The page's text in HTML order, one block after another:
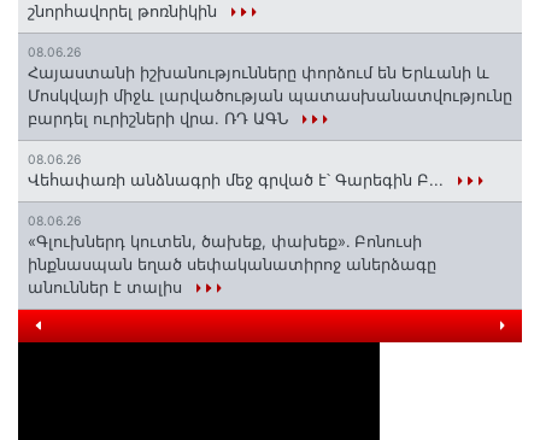
շնորհավորել թոռնիկին
08.06.26
Հայաստանի իշխանությունները փորձում են Երևանի և
Մոսկվայի միջև լարվածության պատասխանատվությունը
բարդել ուրիշների վրա. ՌԴ ԱԳՆ
08.06.26
Վեհափառի անձնագրի մեջ գրված է՝ Գարեգին Բ...
08.06.26
«Գլուխներդ կուտեն, ծախեք, փախեք»․ Բոնուսի
ինքնասպան եղած սեփականատիրոջ աներձագը
անուններ է տալիս